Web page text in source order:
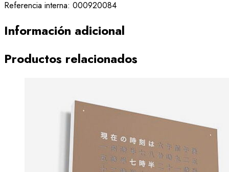
Referencia interna: 000920084
Información adicional
Productos relacionados